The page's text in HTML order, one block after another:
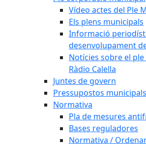
Vídeo actes del Ple
Els plens municipals
Informació
desenvolupament
Notícies sobre el
Ràdio Calella
Juntes de govern
Pressupostos municipals
Normativa
Pla de mesures
Bases reguladores
Normativa /